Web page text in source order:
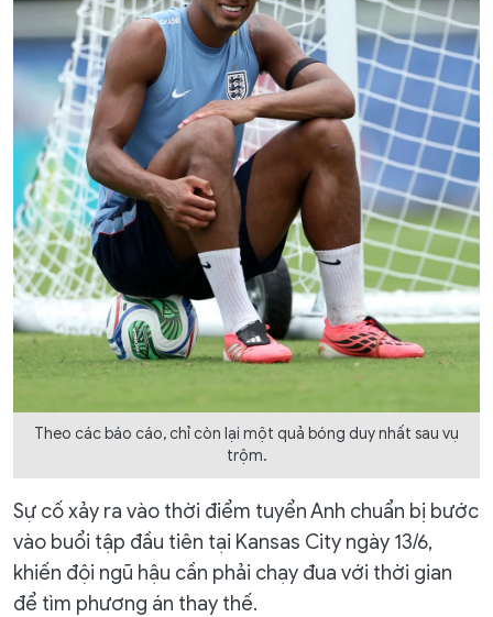
Theo các báo cáo, chỉ còn lại một quả bóng duy nhất sau vụ
trộm.
Sự cố xảy ra vào thời điểm tuyển Anh chuẩn bị bước
vào buổi tập đầu tiên tại Kansas City ngày 13/6,
khiến đội ngũ hậu cần phải chạy đua với thời gian
để tìm phương án thay thế.